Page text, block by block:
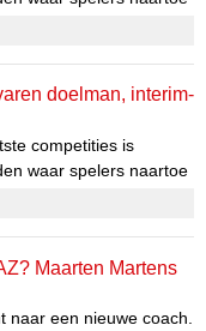
opduiken over
doelman, interim-
competities is
waar spelers naartoe
opduiken over
Maarten Martens
naar een nieuwe coach.